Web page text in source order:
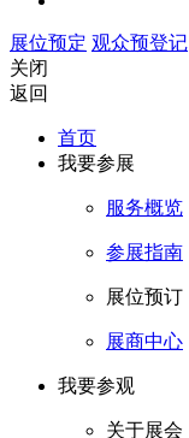
展位预定 观众预登记
关闭
返回
首页
我要参展
服务概览
参展指南
展位预订
展商中心
我要参观
关于展会